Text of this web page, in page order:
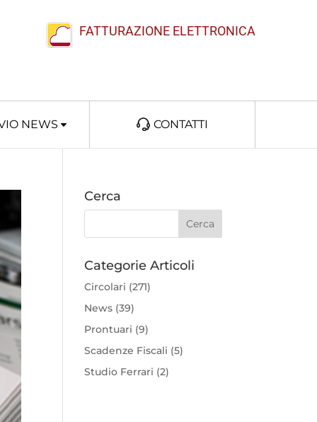
FATTURAZIONE ELETTRONICA
NEWS CONTATTI
Cerca
Categorie Articoli
Circolari (271)
News (39)
Prontuari (9)
Scadenze Fiscali (5)
Studio Ferrari (2)